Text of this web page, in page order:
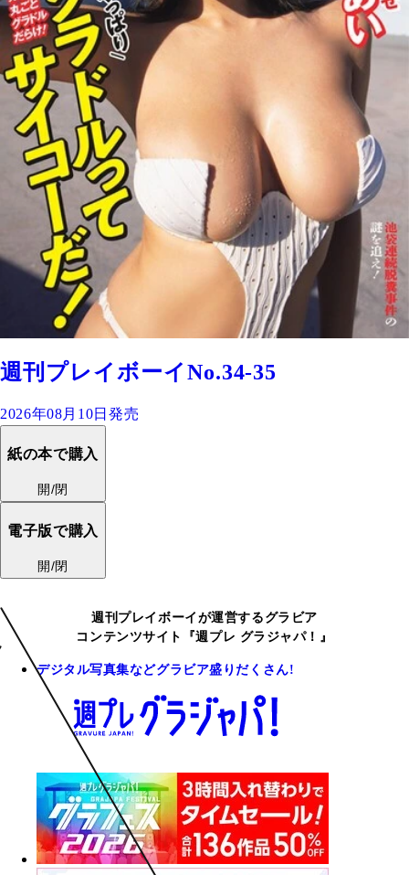
週刊プレイボーイNo.34-35
2026年08月10日発売
紙の本で購入
開/閉
電子版で購入
開/閉
週刊プレイボーイが運営するグラビア
コンテンツサイト『週プレ グラジャパ！』
デジタル写真集などグラビア盛りだくさん!